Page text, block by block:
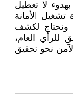
لا تعطيل
تشغيل الأمانة
ونحتاج لكشف
للرأي العام،
نحو تحقيق